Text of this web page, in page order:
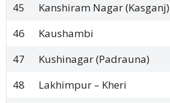
45
Kanshiram Nagar (Kasganj)
46
Kaushambi
47
Kushinagar (Padrauna)
48
Lakhimpur – Kheri